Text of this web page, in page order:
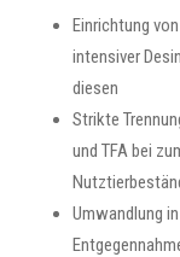
Einrichtung
intensiver
diesen
Strikte
und TFA bei
Umwandlung in